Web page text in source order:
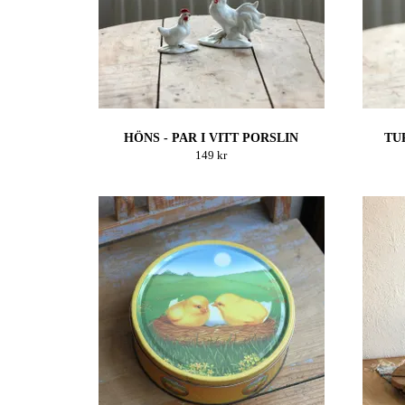
HÖNS - PAR I VITT PORSLIN
149 kr